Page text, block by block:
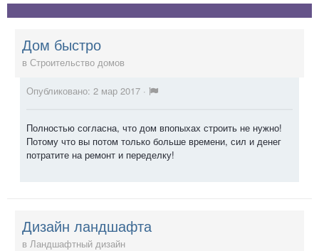
Дом быстро
в Строительство домов
Опубликовано: 2 мар 2017 ·
Полностью согласна, что дом впопыхах строить не нужно!
Потому что вы потом только больше времени, сил и денег
потратите на ремонт и переделку!
Дизайн ландшафта
в Ландшафтный дизайн